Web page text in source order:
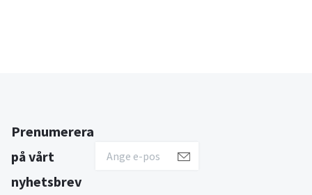
Prenumerera
på vårt
nyhetsbrev